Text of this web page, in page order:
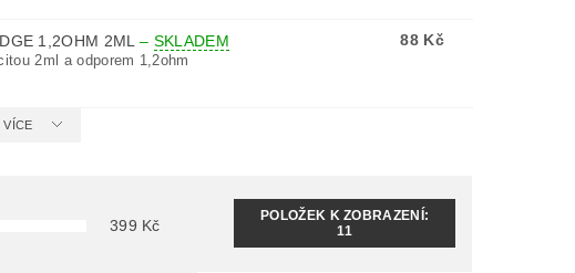
1,2OHM 2ML – SKLADEM
2ml a odporem 1,2ohm
88 Kč
VÍCE
399 Kč
POLOŽEK K ZOBRAZENÍ:
11